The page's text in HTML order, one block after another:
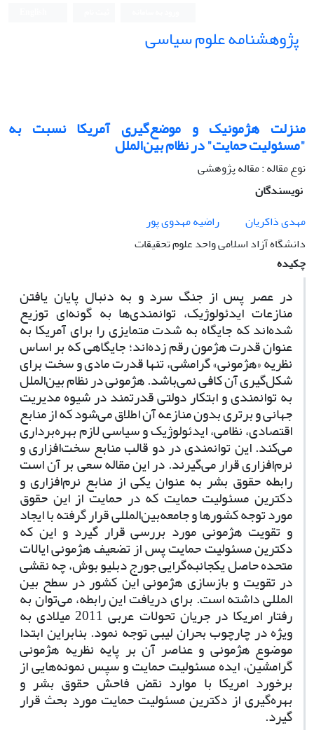
پژوهشنامه علوم سیاسی
منزلت هژمونیک و موضع‌گیری آمریکا نسبت به
"مسئولیت حمایت" در نظام بین‌الملل
نوع مقاله : مقاله پژوهشی
نویسندگان
مهدی ذاکریان
راضیه مهدوی پور
دانشگاه آزاد اسلامی واحد علوم تحقیقات
چکیده
در عصر پس از جنگ سرد و به دنبال پایان یافتن
منازعات ایدئولوژیک، توانمندی‌ها به گونه‌ای توزیع
شده‌اند که جایگاه به شدت متمایزی را برای آمریکا به
عنوان قدرت هژمون رقم زده‌اند؛ جایگاهی که بر اساس
نظریه «هژمونی» گرامشی، تنها قدرت مادی و سخت برای
شکل‌گیری آن کافی نمی‌باشد. هژمونی در نظام بین‌الملل
به توانمندی و ابتکار دولتی قدرتمند در شیوه مدیریت
جهانی و برتری بدون منازعه آن اطلاق می‌شود که از منابع
اقتصادی، نظامی، ایدئولوژیک و سیاسی لازم بهره‌برداری
می‌کند. این توانمندی در دو قالب منابع سخت‌افزاری و
نرم‌افزاری قرار می‌گیرند. در این مقاله سعی بر آن است
رابطه حقوق بشر به عنوان یکی از منابع نرم‌افزاری و
دکترین مسئولیت حمایت که در حمایت از این حقوق
مورد توجه کشورها و جامعه‌بین‌المللی قرار گرفته با ایجاد
و تقویت هژمونی مورد بررسی قرار گیرد و این که
دکترین مسئولیت حمایت پس از تضعیف هژمونی‌ ایالات
متحده حاصل یکجانبه‌گرایی جورج دبلیو بوش، چه نقشی
در تقویت و بازسازی هژمونی‌‌‌ این کشور در سطح بین
المللی داشته است. برای دریافت این رابطه، می‌توان به
رفتار امریکا در جریان تحولات عربی 2011 میلادی به
ویژه در چارچوب بحران لیبی توجه نمود. بنابراین ابتدا
موضوع هژمونی و عناصر آن بر پایه نظریه هژمونی
گرامشین، ایده مسئولیت حمایت و سپس نمونه‌هایی از
برخورد امریکا با موارد نقض فاحش حقوق بشر و
بهره‌گیری از دکترین مسئولیت حمایت مورد بحث قرار
گیرد.